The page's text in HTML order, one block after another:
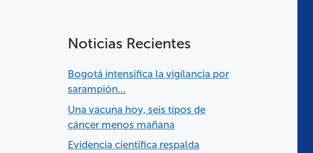
Noticias Recientes
Bogotá intensifica la vigilancia por
sarampión…
Una vacuna hoy, seis tipos de
cáncer menos mañana
Evidencia científica respalda